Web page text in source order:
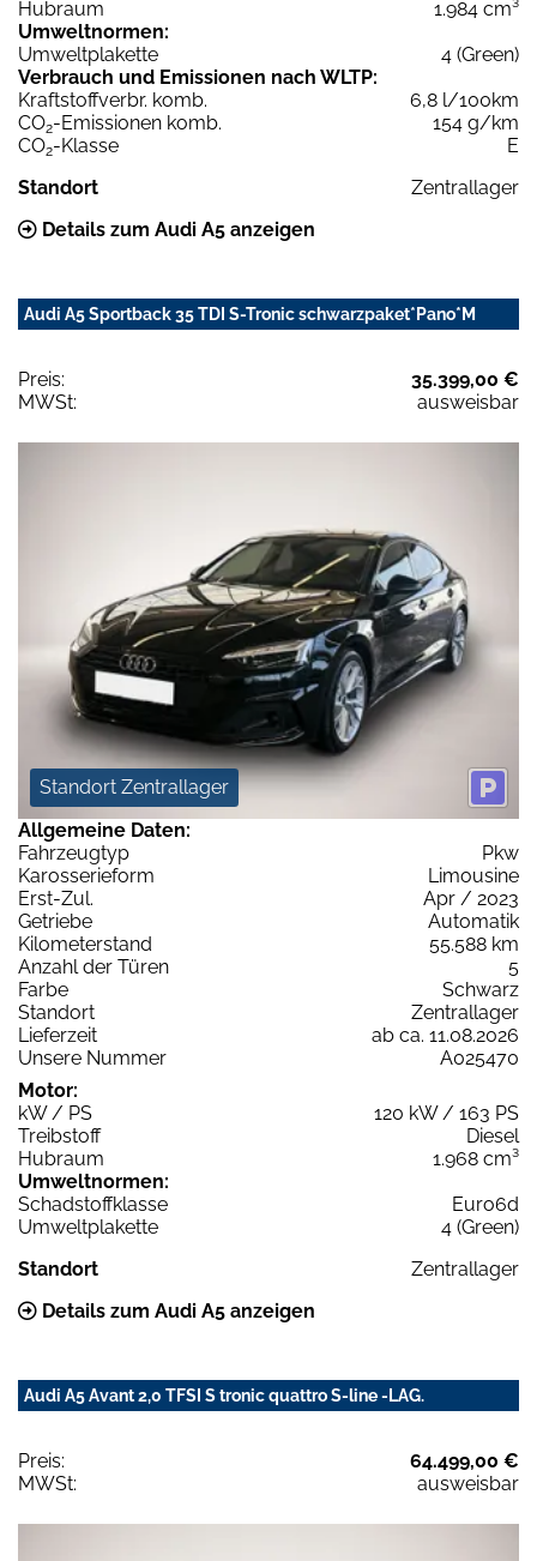
Hubraum
1.984 cm³
Umweltnormen:
Umweltplakette
4 (Green)
Verbrauch und Emissionen nach WLTP:
Kraftstoffverbr. komb.
6,8 l/100km
CO2-Emissionen komb.
154 g/km
CO2-Klasse
E
Standort
Zentrallager
Details zum Audi A5 anzeigen
Audi A5 Sportback 35 TDI S-Tronic schwarzpaket*Pano*M
Preis:
35.399,00 €
MWSt:
ausweisbar
Standort Zentrallager
Allgemeine Daten:
Fahrzeugtyp
Pkw
Karosserieform
Limousine
Erst-Zul.
Apr / 2023
Getriebe
Automatik
Kilometerstand
55.588 km
Anzahl der Türen
5
Farbe
Schwarz
Standort
Zentrallager
Lieferzeit
ab ca. 11.08.2026
Unsere Nummer
A025470
Motor:
kW / PS
120 kW / 163 PS
Treibstoff
Diesel
Hubraum
1.968 cm³
Umweltnormen:
Schadstoffklasse
Euro6d
Umweltplakette
4 (Green)
Standort
Zentrallager
Details zum Audi A5 anzeigen
Audi A5 Avant 2,0 TFSI S tronic quattro S-line -LAG.
Preis:
64.499,00 €
MWSt:
ausweisbar